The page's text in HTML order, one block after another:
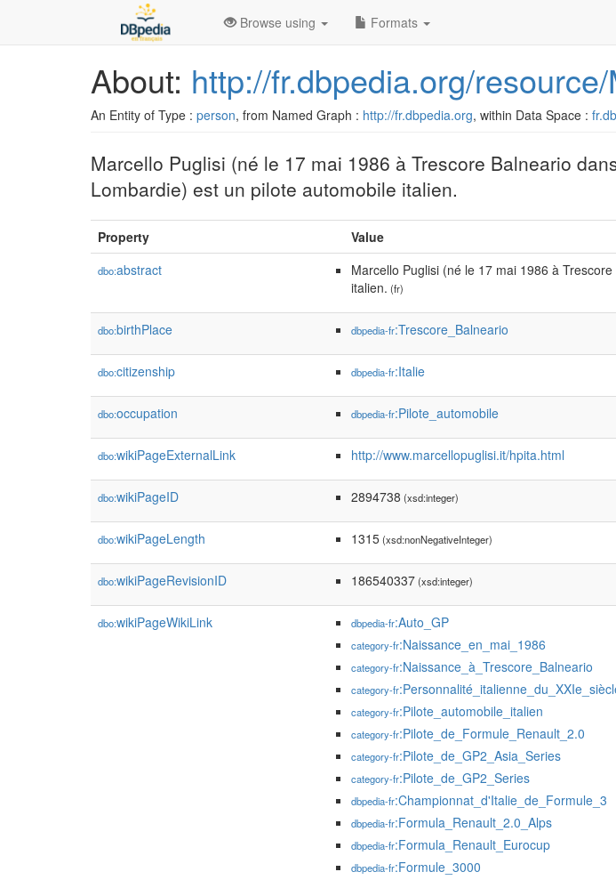
Browse using Formats
About: http://fr.dbpedia.org/
An Entity of Type : person, from Named Graph : http://fr.dbpedia.org, within Data Space :
Marcello Puglisi (né le 17 mai 1986 à Trescore Balneario
Lombardie) est un pilote automobile italien.
Property Value
dbo:abstract
Marcello Puglisi (né le 17 mai 1986 à
italien. (fr)
dbo:birthPlace dbpedia-fr:Trescore_Balneario
dbo:citizenship dbpedia-fr:Italie
dbo:occupation dbpedia-fr:Pilote_automobile
dbo:wikiPageExternalLink http://www.marcellopuglisi.it/hpita.html
dbo:wikiPageID 2894738 (xsd:integer)
dbo:wikiPageLength 1315(xsd:nonNegativeInteger)
dbo:wikiPageRevisionID 186540337(xsd:integer)
dbo:wikiPageWikiLink dbpedia-fr:Auto_GP
category-fr:Naissance_en_mai_1986
category-fr:Naissance_à_Trescore_Balneario
category-fr
category-fr:Pilote_automobile_italien
category-fr:Pilote_de_Formule_Renault_2.0
category-fr:Pilote_de_GP2_Asia_Series
category-fr:Pilote_de_GP2_Series
dbpedia-fr:Championnat_d'Italie_de_Formule_3
dbpedia-fr:Formula_Renault_2.0_Alps
dbpedia-fr:Formula_Renault_Eurocup
dbpedia-fr:Formule_3000